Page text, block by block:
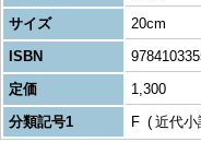
サイズ
20cm
ISBN
定価
1,300
分類記号1
F 近代小